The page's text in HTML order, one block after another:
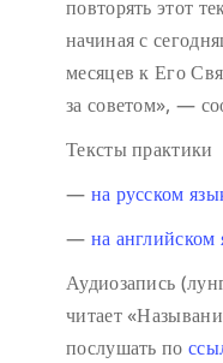
повторять этот
начиная с
месяцев к Его
за советом», —
Тексты практики
— на русском
— на английском
Аудиозапись
читает
послушать по